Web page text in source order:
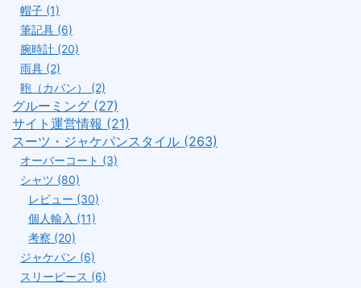
帽子 (1)
筆記具 (6)
腕時計 (20)
雨具 (2)
鞄（カバン） (2)
グルーミング (27)
サイト運営情報 (21)
スーツ・ジャケパンスタイル (263)
オーバーコート (3)
シャツ (80)
レビュー (30)
個人輸入 (11)
考察 (20)
ジャケパン (6)
スリーピース (6)